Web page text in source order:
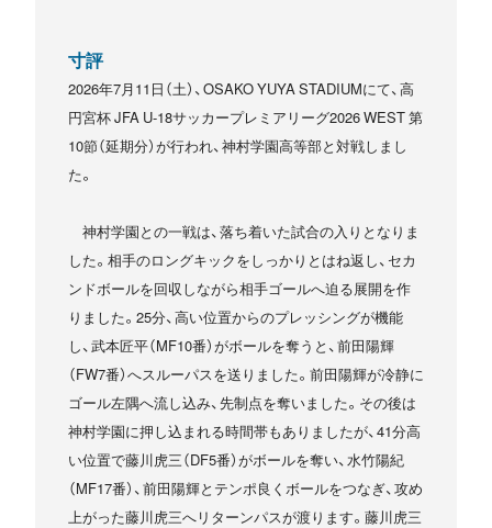
寸評
2026年7月11日（土）、OSAKO YUYA STADIUMにて、高
円宮杯 JFA U-18サッカープレミアリーグ2026 WEST 第
10節（延期分）が行われ、神村学園高等部と対戦しまし
た。
神村学園との一戦は、落ち着いた試合の入りとなりま
した。相手のロングキックをしっかりとはね返し、セカ
ンドボールを回収しながら相手ゴールへ迫る展開を作
りました。25分、高い位置からのプレッシングが機能
し、武本匠平（MF10番）がボールを奪うと、前田陽輝
（FW7番）へスルーパスを送りました。前田陽輝が冷静に
ゴール左隅へ流し込み、先制点を奪いました。その後は
神村学園に押し込まれる時間帯もありましたが、41分高
い位置で藤川虎三（DF5番）がボールを奪い、水竹陽紀
（MF17番）、前田陽輝とテンポ良くボールをつなぎ、攻め
上がった藤川虎三へリターンパスが渡ります。藤川虎三